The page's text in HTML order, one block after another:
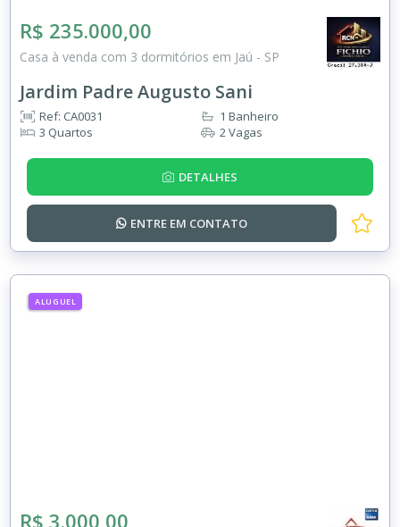
R$ 235.000,00
Casa à venda com 3 dormitórios em Jaú - SP
Jardim Padre Augusto Sani
Ref: CA0031
3 Quartos
1 Banheiro
2 Vagas
DETALHES
ENTRE EM CONTATO
ALUGUEL
R$ 3.000,00